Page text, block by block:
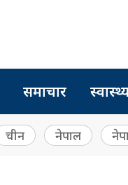
समाचार
चीन नेपाल